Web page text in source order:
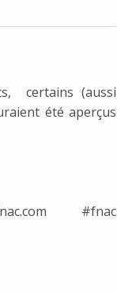
certains (aussi
été aperçus
#fnac